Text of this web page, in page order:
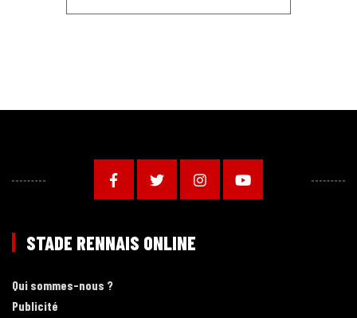
STADE RENNAIS ONLINE
Qui sommes-nous ?
Publicité